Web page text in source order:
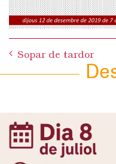
navigation
Sopar de tardor